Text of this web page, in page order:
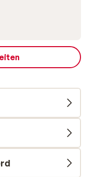
kiezen voor een
een massage. Zin
decoraties die
Loop daarna
van Pythagoras